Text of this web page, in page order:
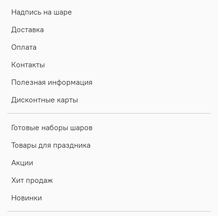
Надпись на шаре
Доставка
Оплата
Контакты
Полезная информация
Дисконтные карты
Готовые наборы шаров
Товары для праздника
Акции
Хит продаж
Новинки